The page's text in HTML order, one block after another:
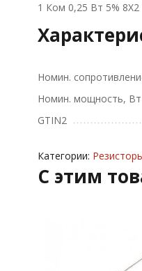
1 Ком 0,25 Вт 5%
Номин.
Номин. мощность, Вт
GTIN2
Категории:
C этим